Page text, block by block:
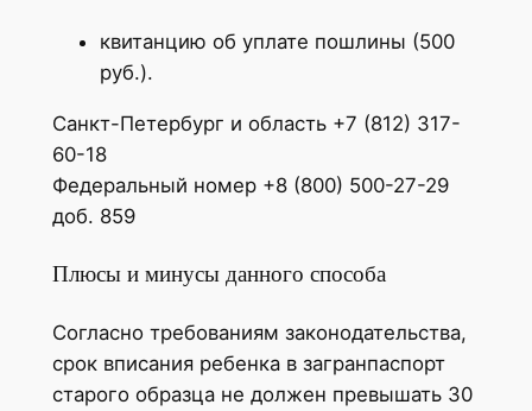
квитанцию об уплате пошлины (500
руб.).
Санкт-Петербург и область +7 (812) 317-
60-18
Федеральный номер +8 (800) 500-27-29
доб. 859
Плюсы и минусы данного способа
Согласно требованиям законодательства,
срок вписания ребенка в загранпаспорт
старого образца не должен превышать 30